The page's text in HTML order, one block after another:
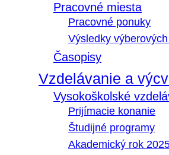
Pracovné miesta
Pracovné ponuky
Výsledky
Časopisy
Vzdelávanie a
Vysokoškolské
Prijímacie konanie
Študijné programy
Akademický rok